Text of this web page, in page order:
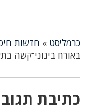
כרמליסט » חדשות
באורח בינוני־קשה
כתיבת